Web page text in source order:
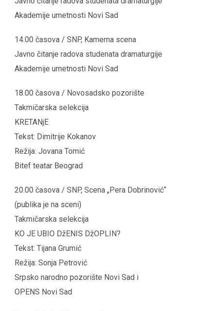
Akademije umetnosti Novi Sad
14.00 časova / SNP, Kamerna scena
Javno čitanje radova studenata dramaturgije
Akademije umetnosti Novi Sad
18.00 časova / Novosadsko pozorište
Takmičarska selekcija
KRETANjE
Tekst: Dimitrije Kokanov
Režija: Jovana Tomić
Bitef teatar Beograd
20.00 časova / SNP, Scena „Pera Dobrinović“
(publika je na sceni)
Takmičarska selekcija
KO JE UBIO DžENIS DžOPLIN?
Tekst: Tijana Grumić
Režija: Sonja Petrović
Srpsko narodno pozorište Novi Sad i
OPENS Novi Sad